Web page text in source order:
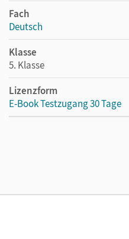
Fach
Deutsch
Klasse
5. Klasse
Lizenzform
E-Book Testzugang 30 Tage